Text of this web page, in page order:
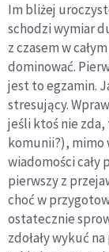
Im bliżej
schodzi wymiar
z czasem w
dominować.
jest to egzamin.
stresujący.
jeśli ktoś nie zda,
komunii?), mimo
wiadomości
pierwszy z
choć w
ostatecznie
zdołały wykuć